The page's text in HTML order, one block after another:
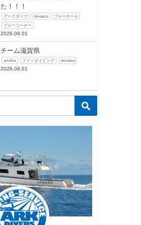
た！！！
アークダイブ okinawa ブルーホール
ブルーコーナー
2026.08.01
チーム滋賀県
arkdive ファンダイビング okinawa
2026.08.01